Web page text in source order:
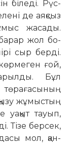
біледі. Рүс­
де аяқсыз
жасады.
жол бо­
сыр берді.
ғой,
Бұл
жұ­мыс­тың
уақыт тауып,
Тізе берсек,
мол, қан­